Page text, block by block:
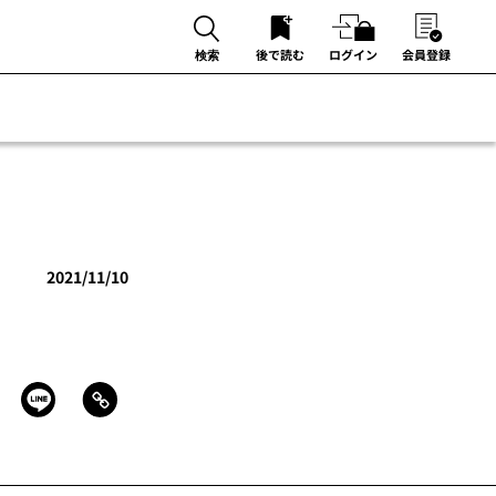
検索 後で読む ログイン 会員登録
2021/11/10